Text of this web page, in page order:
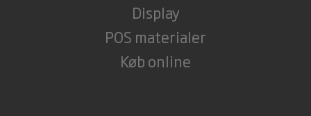
Display
POS materialer
Køb online